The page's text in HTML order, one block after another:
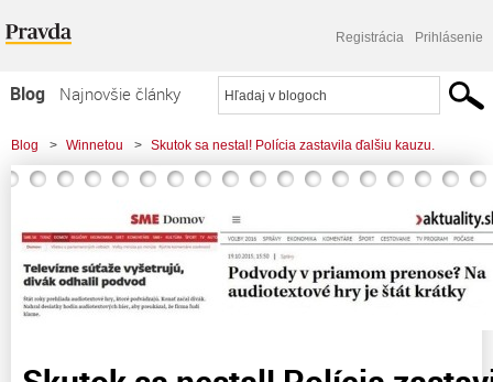
Registrácia Prihlásenie
Blog
Najnovšie články
Najčítanejšie články
Najkomentovanejšie články
Zoznam blogov
Komerčné blogy
Blog > Winnetou > Skutok sa nestal! Polícia zastavila ďalšiu kauzu.